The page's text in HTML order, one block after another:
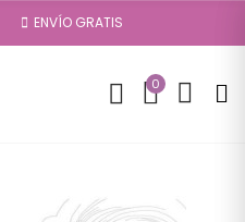
ENVÍO GRATIS
0